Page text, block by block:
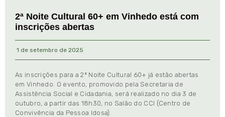
2ª Noite Cultural 60+ em Vinhedo está com
inscrições abertas
1 de setembro de 2025
As inscrições para a 2ª Noite Cultural 60+ já estão abertas
em Vinhedo. O evento, promovido pela Secretaria de
Assistência Social e Cidadania, será realizado no dia 3 de
outubro, a partir das 18h30, no Salão do CCI (Centro de
Convivência da Pessoa Idosa).